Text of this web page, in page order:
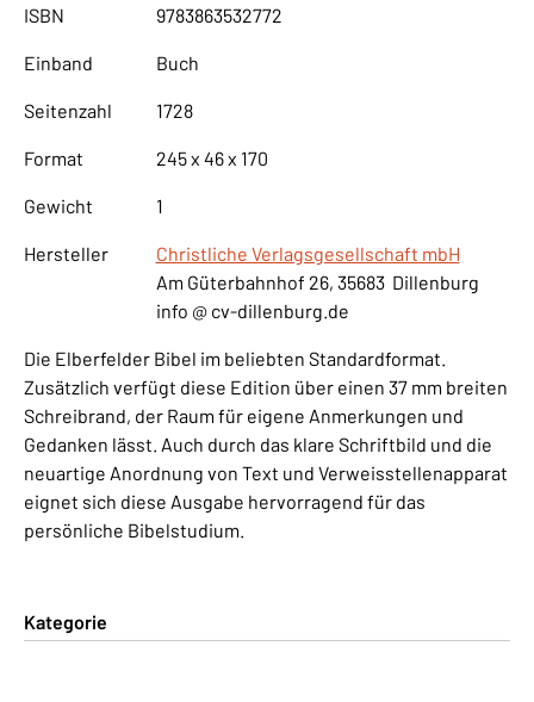
ISBN 9783863532772
Einband Buch
Seitenzahl 1728
Format 245 x 46 x 170
Gewicht 1
Hersteller
Christliche Verlagsgesellschaft mbH
Am Güterbahnhof 26, 35683 Dillenburg
info @ cv-dillenburg.de
Die Elberfelder Bibel im beliebten Standardformat.
Zusätzlich verfügt diese Edition über einen 37 mm breiten
Schreibrand, der Raum für eigene Anmerkungen und
Gedanken lässt. Auch durch das klare Schriftbild und die
neuartige Anordnung von Text und Verweisstellenapparat
eignet sich diese Ausgabe hervorragend für das
persönliche Bibelstudium.
Kategorie